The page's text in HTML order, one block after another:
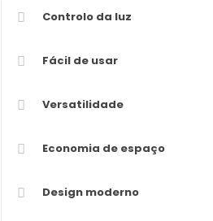
Controlo da luz
Fácil de usar
Versatilidade
Economia de espaço
Design moderno